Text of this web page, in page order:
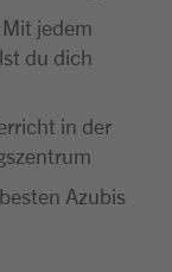
Mit jedem
du dich
in der
Azubis